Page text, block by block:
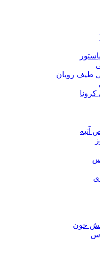
طیف رویان
آتیه
خون